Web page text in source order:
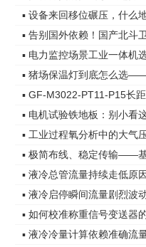
▪ 设备来回移位碾压，什么
▪ GF-M3022-PT11-P15长
▪ 电机试验铁地板：别小看
▪ 工业过程氧分析中的大气
▪ 极简布线、稳定传输——
▪ 如何校准称重信号变送器